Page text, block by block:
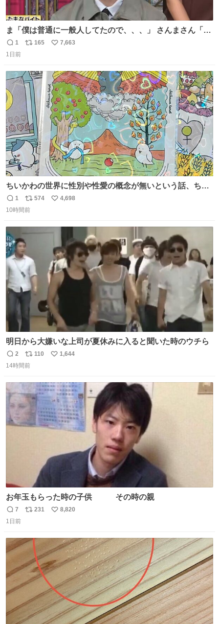
ま「僕は普通に一般人してたので、、、」 さんまさん「チ
ンパンジー⁉️」 しぬwwwwwwwwwwwwwwwwwwwww
返
信
1
リ
ト
数
165
い
数
7,663
1日前
ちいかわの世界に性別や性愛の概念が無いという話、ちい
かわタロットでも恋人・女帝・女教皇あたりは性別を意識
させないように描かれてるんだよね。かなり徹底している
返
信
1
リ
ポ
ト
数
574
い
4,698
10時間前
明日から大嫌いな上司が夏休みに入ると聞いた時のウチら
返
信
2
リ
ポ
数
110
い
数
1,644
14時間前
お年玉もらった時の子供 その時の親
返
信
7
リ
ト
231
い
数
8,820
1日前